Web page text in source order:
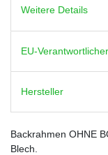
Weitere Details
EU-Verantwortlicher
Hersteller
Backrahmen OHNE
Blech.